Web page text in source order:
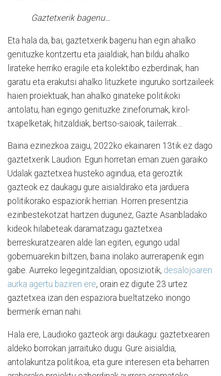
Gaztetxerik bagenu…
Eta hala da, bai, gaztetxerik bagenu han egin ahalko
genituzke kontzertu eta jaialdiak, han bildu ahalko
lirateke herriko eragile eta kolektibo ezberdinak, han
garatu eta erakutsi ahalko lituzkete inguruko sortzaileek
haien proiektuak, han ahalko ginateke politikoki
antolatu, han egingo genituzke zineforumak, kirol-
txapelketak, hitzaldiak, bertso-saioak, tailerrak…
Baina ezinezkoa zaigu, 2022ko ekainaren 13tik ez dago
gaztetxerik Laudion. Egun horretan eman zuen garaiko
Udalak gaztetxea husteko agindua, eta geroztik
gazteok ez daukagu gure aisialdirako eta jarduera
politikorako espaziorik herrian. Horren presentzia
ezinbestekotzat hartzen dugunez, Gazte Asanbladako
kideok hilabeteak daramatzagu gaztetxea
berreskuratzearen alde lan egiten, egungo udal
gobernuarekin biltzen, baina inolako aurrerapenik egin
gabe. Aurreko legegintzaldian, oposiziotik, desalojoaren
aurka agertu baziren ere, orain ez digute 23 urtez
gaztetxea izan den espaziora bueltatzeko inongo
bermerik eman nahi.
Hala ere, Laudioko gazteok argi daukagu: gaztetxearen
aldeko borrokan jarraituko dugu. Gure aisialdia,
antolakuntza politikoa, eta gure interesen eta beharren